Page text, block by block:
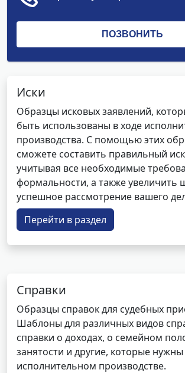
Иски
Образцы исковых заявлений,
быть использованы в ходе
производства. С помощью этих
сможете составить правильный
учитывая все необходимые
формальности, а также увеличить
успешное рассмотрение вашего
Перейти в раздел
Справки
Образцы справок для судебных
Шаблоны для различных видов
справки о доходах, о семейном
занятости и другие, которые нужны
исполнительном производстве.